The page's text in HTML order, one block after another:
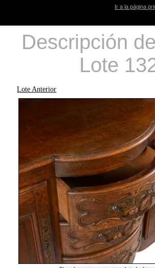
Ir a la página
Descripción
Lote
Lote Anterior